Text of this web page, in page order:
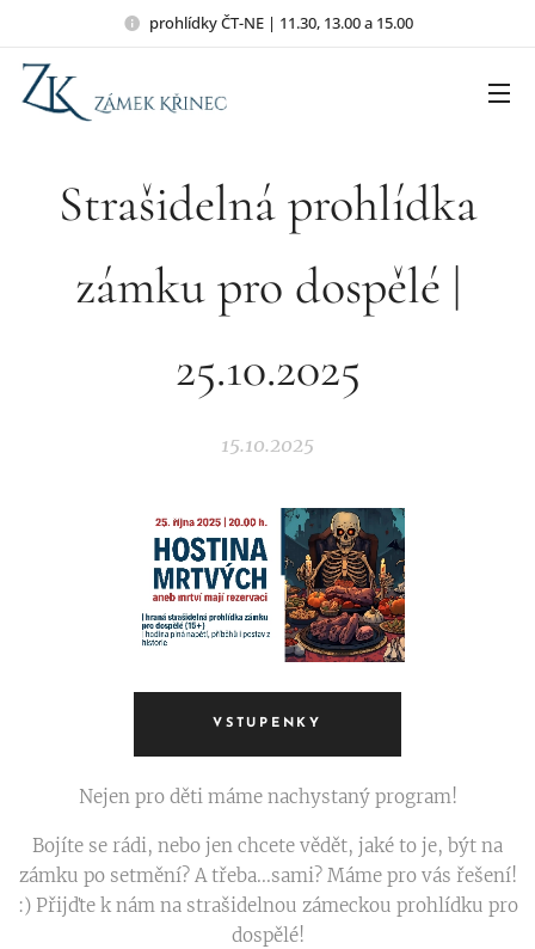
prohlídky ČT-NE | 11.30, 13.00 a 15.00
Strašidelná prohlídka
zámku pro dospělé |
25.10.2025
15.10.2025
VSTUPENKY
Nejen pro děti máme nachystaný program!
Bojíte se rádi, nebo jen chcete vědět, jaké to je, být na
zámku po setmění? A třeba...sami? Máme pro vás řešení!
:) Přijďte k nám na strašidelnou zámeckou prohlídku pro
dospělé!